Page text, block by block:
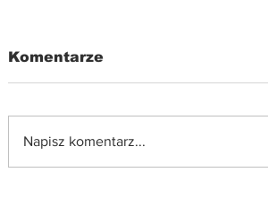
Komentarze
Napisz komentarz...